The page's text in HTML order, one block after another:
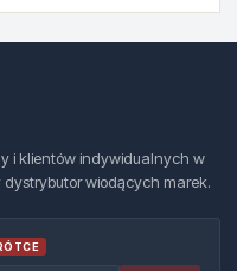
i klientów indywidualnych w
wiodących marek.